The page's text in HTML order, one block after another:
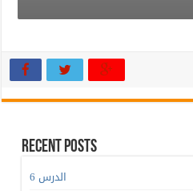
Recent Posts
الدرس 6